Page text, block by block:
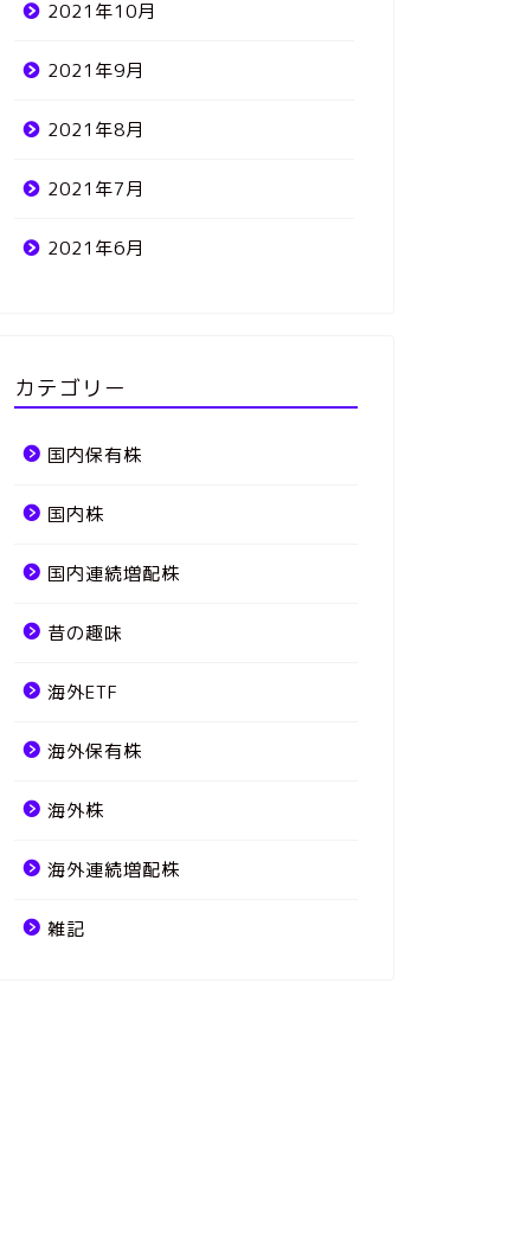
2021年10月
2021年9月
2021年8月
2021年7月
2021年6月
カテゴリー
国内保有株
国内株
国内連続増配株
昔の趣味
海外ETF
海外保有株
海外株
海外連続増配株
雑記